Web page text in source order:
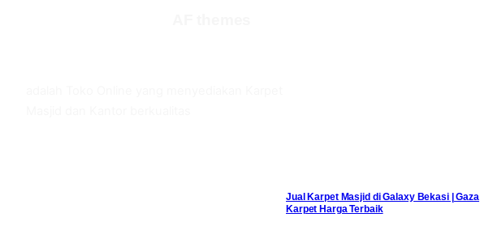
Jual Karpet Masjid di Galaxy Bekasi | Gaza
Karpet Harga Terbaik